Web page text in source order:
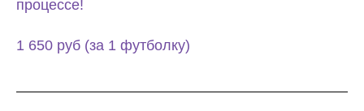
процессе!
1 650 руб (за 1 футболку)